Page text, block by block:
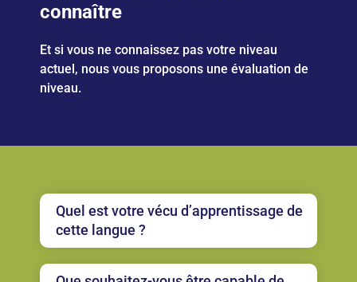
connaître
Et si vous ne connaissez pas votre niveau
actuel, nous vous proposons une évaluation de
niveau.
Quel est votre vécu d’apprentissage de
cette langue ?